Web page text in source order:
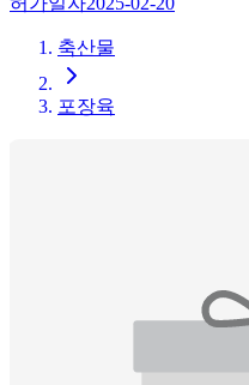
축산물
포장육